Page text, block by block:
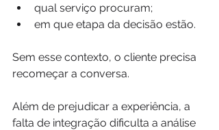
qual serviço procuram;
em que etapa da decisão estão.
Sem esse contexto, o cliente precisa
recomeçar a conversa.
Além de prejudicar a experiência, a
falta de integração dificulta a análise